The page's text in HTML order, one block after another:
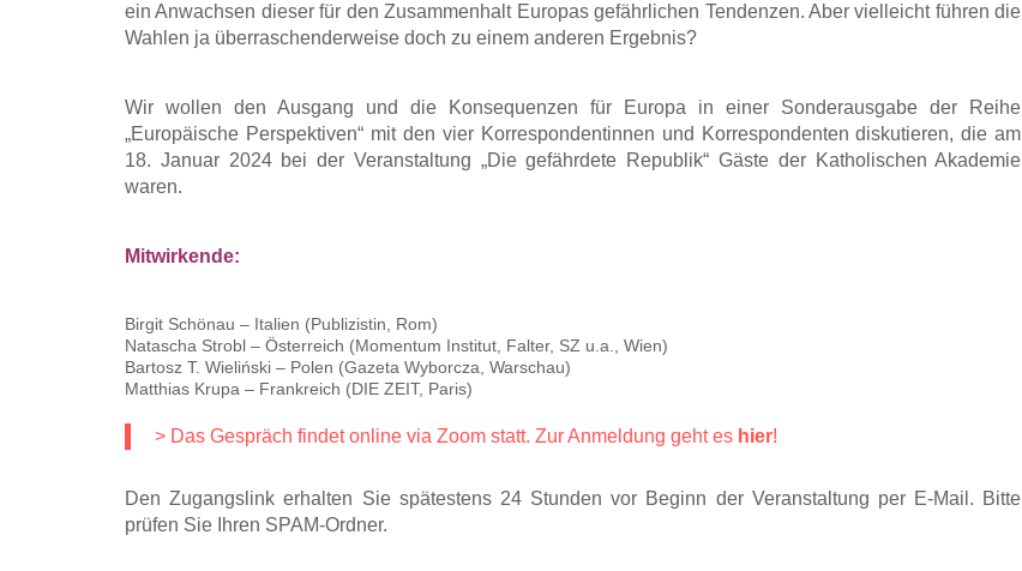
ein Anwachsen dieser für den Zusammenhalt Europas gefährlichen Tendenzen. Aber vielleicht führen die
Wahlen ja überraschenderweise doch zu einem anderen Ergebnis?
Wir wollen den Ausgang und die Konsequenzen für Europa in einer Sonderausgabe der Reihe
„Europäische Perspektiven“ mit den vier Korrespondentinnen und Korrespondenten diskutieren, die am
18. Januar 2024 bei der Veranstaltung „Die gefährdete Republik“ Gäste der Katholischen Akademie
waren.
Mitwirkende:
Birgit Schönau – Italien (Publizistin, Rom)
Natascha Strobl – Österreich (Momentum Institut, Falter, SZ u.a., Wien)
Bartosz T. Wieliński – Polen (Gazeta Wyborcza, Warschau)
Matthias Krupa – Frankreich (DIE ZEIT, Paris)
> Das Gespräch findet online via Zoom statt. Zur Anmeldung geht es hier!
Den Zugangslink erhalten Sie spätestens 24 Stunden vor Beginn der Veranstaltung per E-Mail. Bitte
prüfen Sie Ihren SPAM-Ordner.